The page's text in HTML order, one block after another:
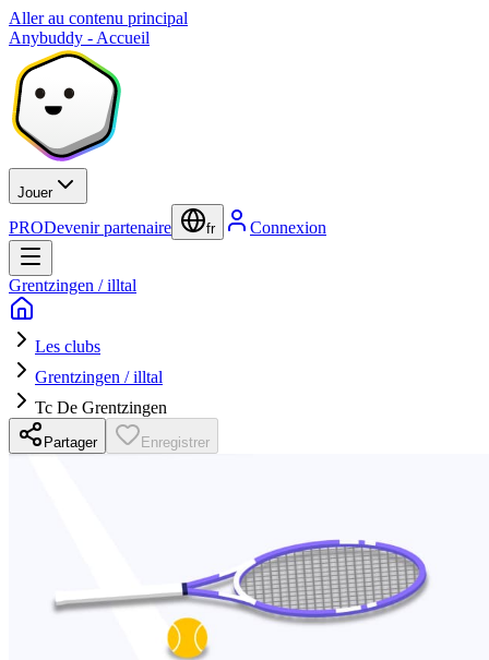
Aller au contenu principal
Anybuddy - Accueil
Jouer
PRODevenir partenaire fr Connexion
Grentzingen / illtal
Les clubs
Grentzingen / illtal
Tc De Grentzingen
Partager Enregistrer